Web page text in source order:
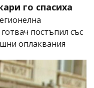
го спасиха
постъпил със
оплаквания